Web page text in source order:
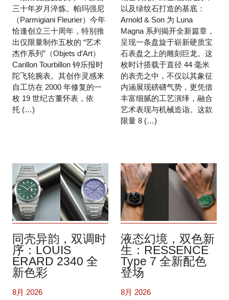
三十年岁月淬炼。帕玛强尼
（Parmigiani Fleurier）今年
恰逢创立三十周年，特别推
出仅限量制作五枚的 “艺术
杰作系列”（Objets d’Art）
Carillon Tourbillon 钟乐报时
陀飞轮腕表。其创作灵感来
自工坊在 2000 年修复的一
枚 19 世纪古董怀表，依
托 (…)
以及绿纹石打造的基底：
Arnold & Son 为 Luna
Magna 系列揭开全新篇章，
呈现一条盘旋于崭新硬质宝
石表盘之上的雕刻巨龙。这
枚时计搭载于直径 44 毫米
的表壳之中，不仅以其象征
内涵展现磅礴气势，更凭借
丰富细腻的工艺演绎，融合
艺术表现与机械造诣。这款
限量 8 (…)
同壳异韵，双调时
序：LOUIS
ERARD 2340 全
新色彩
8月 2026
液态幻境，双色新
生：RESSENCE
Type 7 全新配色
登场
8月 2026